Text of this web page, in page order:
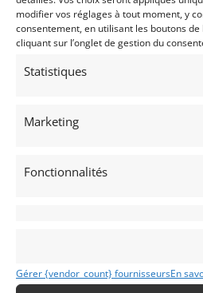
modifier vos réglages à tout moment, y
consentement, en utilisant les boutons
cliquant sur l’onglet de gestion du
Statistiques
Marketing
Fonctionnalités
Gérer {vendor_count} fournisseursEn
Voir les 269 annonces de
Publié: 5 janvier 2021 (il y a 6 ans)
Voitures de collection
Project Cars